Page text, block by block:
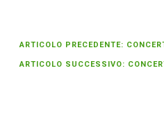
ARTICOLO PRECEDENTE:
ARTICOLO SUCCESSIVO: